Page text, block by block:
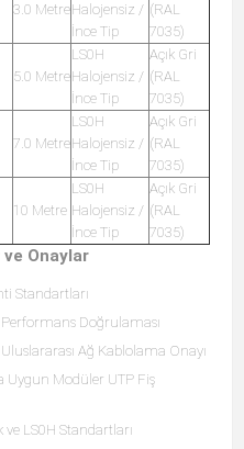
3.0 MetreHalojensiz /
İnce Tip
(RAL
7035)
5.0 Metre
LS0H
Halojensiz /
İnce Tip
Açık Gri
(RAL
7035)
7.0 Metre
LS0H
Halojensiz /
İnce Tip
Açık Gri
(RAL
7035)
10 Metre
LS0H
Halojensiz /
İnce Tip
Açık Gri
(RAL
7035)
Onaylar
Standartları
Doğrulaması
Ağ Kablolama Onayı
Uygun Modüler UTP Fiş
ve LS0H Standartları